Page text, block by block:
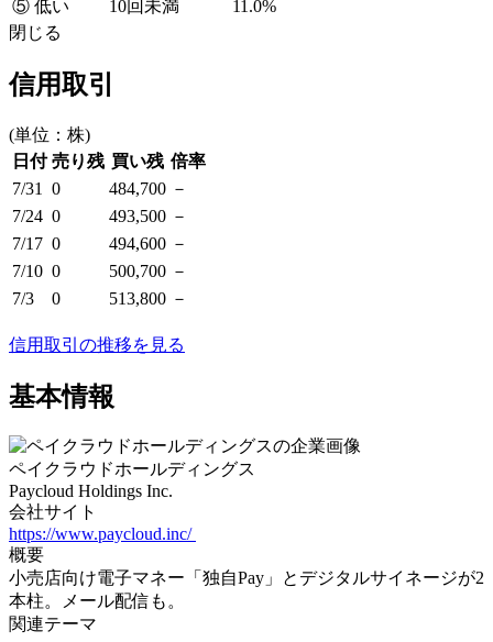
⑤ 低い
10回未満
11.0%
閉じる
信用取引
(単位：株)
日付 売り残 買い残 倍率
7/31
0 484,700 －
7/24 0 493,500 －
7/17 0 494,600 －
7/10 0 500,700 －
7/3
0 513,800 －
信用取引の推移を見る
基本情報
ペイクラウドホールディングス
Paycloud Holdings Inc.
会社サイト
https://www.paycloud.inc/
概要
小売店向け電子マネー「独自Pay」とデジタルサイネージが2
本柱。メール配信も。
関連テーマ